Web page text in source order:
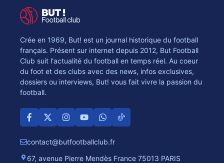
Crée en 1969, But! est un journal historique du football
français. Présent sur internet depuis 2012, But Football
Club suit l'actualité du football en temps réel. Au coeur
du foot et des clubs avec des news, infos exclusives,
dossiers ou interviews, But! vous fait vivre la passion du
football.
contact@butfootballclub.fr
67, avenue Pierre Mendès France 75013 PARIS